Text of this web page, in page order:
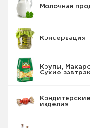
Молочная
Консервация
Крупы,
Сухие
Кондитерские
изделия